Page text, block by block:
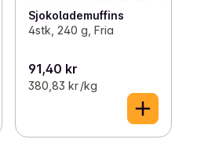
Sjokolademuffins
4stk, 240 g, Fria
91,40 kr
380,83 kr /kg